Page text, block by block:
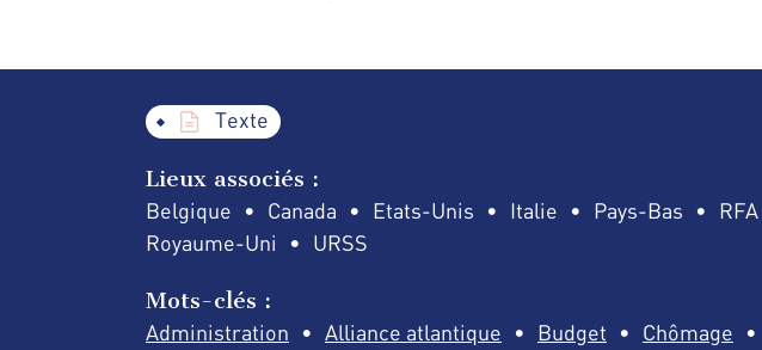
Texte
Lieux associés :
Belgique Canada Etats-Unis Italie Pays-Bas
RFA
Royaume-Uni
URSS
Mots-clés :
Administration Alliance atlantique Budget
Chômage